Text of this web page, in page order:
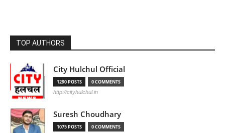
TOP AUTHORS
City Hulchul Official
1290 POSTS 0 COMMENTS
http://cityhulchul.in
Suresh Choudhary
1075 POSTS 0 COMMENTS